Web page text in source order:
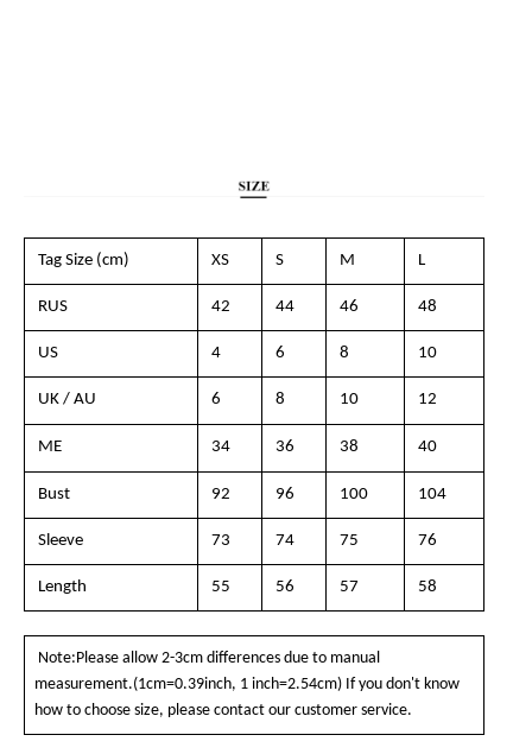
Tag Size (cm) XS S M L
RUS 42 44 46 48
US 4 6 8 10
UK / AU 6 8 10 12
ME 34 36 38 40
Bust 92 96 100 104
Sleeve 73 74 75 76
Length 55 56 57 58
Note:Please allow 2-3cm differences due to manual
measurement.(1cm=0.39inch, 1 inch=2.54cm) If you don't know
how to choose size, please contact our customer service.